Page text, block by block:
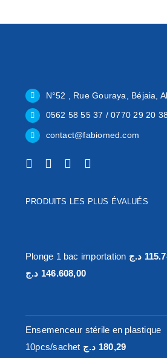
N°52 , Rue Gouraya, Béjaia,
0562 58 55 37 / 0770 29 20 38
contact@fabiomed.com
PRODUITS LES PLUS ÉVALUÉS
Plonge 1 bac importation د.ج
146.608,00 د.ج
Plage
Ensemenceur stérile en plastique
10pcs/sachet
180,29 د.ج